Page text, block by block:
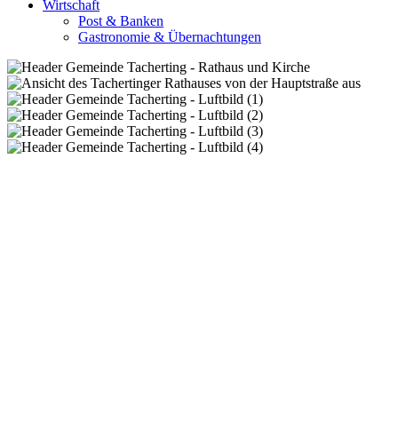
Wirtschaft
Post & Banken
Gastronomie & Übernachtungen